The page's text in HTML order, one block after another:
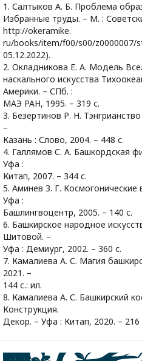
1. Салтыков А. Б. Проблема
Избранные труды. – М. :
http://okeramike.
ru/books/item/f00/s00/z0000007/
05.12.2022).
2. Окладникова Е. А. Модель
наскального искусства
Америки. – СПб. :
МАЭ РАН, 1995. – 319 с.
3. Безертинов Р. Н.
–
Казань : Слово, 2004. – 448 с.
4. Галлямов С. А. Башкордская
Уфа :
Китап, 2007. – 344 с.
5. Аминев З. Г. Космогонические
Уфа :
Башлингвоцентр, 2005. – 140 с.
6. Башкирское народное
Шитовой. –
Уфа : Демиург, 2002. – 360 с.
7. Камалиева А. С. Магия
2021. –
144 с.: ил.
8. Камалиева А. С. Башкирский
Конструкция.
Декор. – Уфа : Китап, 2020. – 216